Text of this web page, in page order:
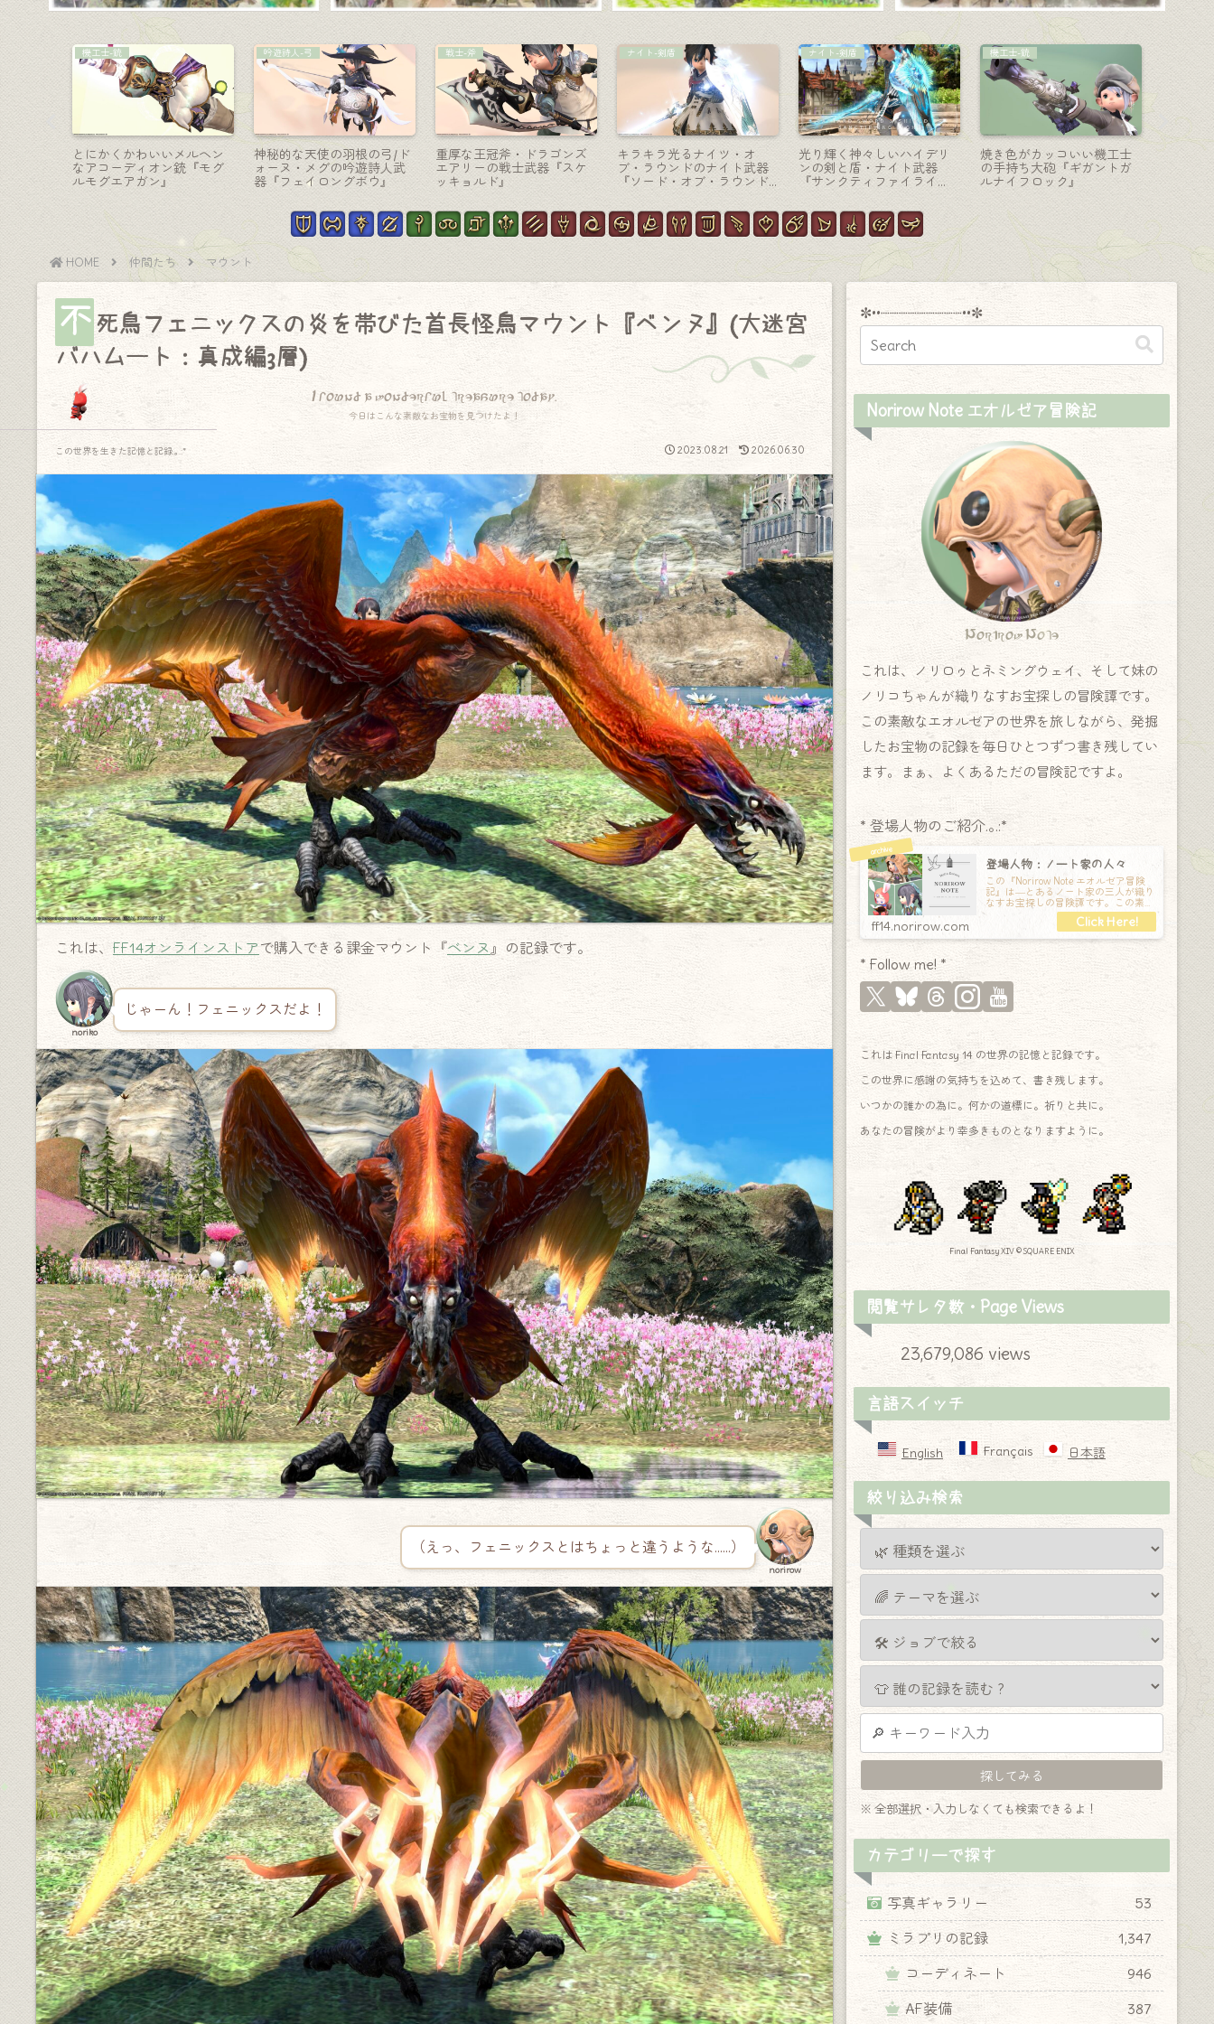
ナイト-剣盾
王道で美麗な騎士の剣盾・
ナイト武器『ネオキングダ
ム・タルワール＆カイトシ
ールド』
AF装備
賢者のAF6装備・未来の医
療用白衣『アスクレーピア
ン』(ララフェル男子Ver.)
AF装備
ガンブレイカーのAF5装
備・オシャレ軍服『アレジ
アンス』シリーズ（ララフ
ェル男子Ver.）
AF装備
アラビア風な吟遊詩人AF2
装備『アエド』シリーズ
（ララフェル男子Ver.）
モンク-格闘
森の樹脂製のような緑の
爪・双蛇党のモンク武器
『グリダニアンオフィサ
ー・クロー』
コーディネート
【ミラプリ】「騎士様にな
りたい可愛い園芸師見習
い？」コーデ（園芸師AF6
装備アレンジ）
ナイト
『イー
HOME 仲間たち マウント
不死鳥フェニックスの炎を帯びた首長怪鳥マウント『ベンヌ』(大迷宮
バハムート：真成編3層)
I found a wonderful treasure today.
今日はこんな素敵なお宝物を見つけたよ！
2023.08.21 2026.06.30
この世界を生きた記憶と記録.｡.:*
これは、 FF14オンラインストア で購入できる課金マウント『ベンヌ 』の記録です。
noriko
じゃーん！フェニックスだよ！
（えっ、フェニックスとはちょっと違うような……）
norirow
✼••┈┈┈┈┈┈┈┈┈••✼
Norirow Note エオルゼア冒険記
Norirow Note
これは、ノリロゥとネミングウェイ、そして妹の
ノリコちゃんが織りなすお宝探しの冒険譚です。
この素敵なエオルゼアの世界を旅しながら、発掘
したお宝物の記録を毎日ひとつずつ書き残してい
ます。まぁ、よくあるただの冒険記ですよ。
* 登場人物のご紹介.｡.:*
登場人物：ノート家の人々
この『Norirow Note エオルゼア冒険
記』は―とあるノート家の三人が織り
なすお宝探しの冒険譚です。この素敵
な Final Fantasy XIV の世界を旅しな
ff14.norirow.com
* Follow me! *
これは Final Fantasy 14 の世界の記憶と記録です。
この世界に感謝の気持ちを込めて、書き残します。
いつかの誰かの為に。何かの道標に。祈りと共に。
あなたの冒険がより幸多きものとなりますように。
Final Fantasy XIV © SQUARE ENIX
閲覧サレタ数・Page Views
23,679,086 views
言語スイッチ
English Français 日本語
絞り込み検索
※ 全部選択・入力しなくても検索できるよ！
カテゴリーで探す
写真ギャラリー
53
ミラプリの記録
1,347
コーディネート
946
AF装備
387